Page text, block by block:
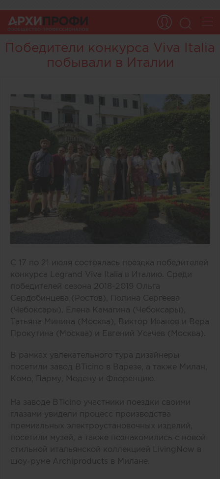
Победители конкурса Viva Italia
побывали в Италии
С 17 по 21 июля состоялась поездка победителей
конкурса
Legrand Viva Italia в Италию. Среди
победителей сезона 2018-2019 Ольга
Сердобинцева (Ростов), Полина Сергеева
(Чебоксары), Елена Камагина (Чебоксары),
Татьяна Минина (Москва), Виктор Иванов и Вера
Прокутина (Москва) и Евгений Усачев (Москва).
В рамках увлекательного тура дизайнеры
посетили завод BT icino в Варезе, а также Милан,
Комо, Парму, Модену и Флоренцию.
На заводе BT icino участники поездки своими
глазами увидели процесс производства
премиальных электроустановочных изделий,
посетили музей, а также познакомились с новой
стильной итальянской коллекцией LivingNow в
шоу-руме Archiproducts в Милане.